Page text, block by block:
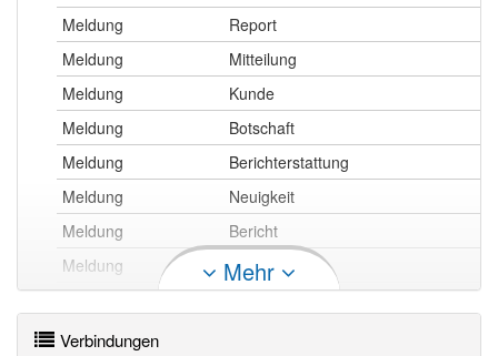
Meldung
Report
Meldung
Mitteilung
Meldung
Kunde
Meldung
Botschaft
Meldung
Berichterstattung
Meldung
Neuigkeit
Meldung
Bericht
Meldung
Nachricht
Meldung
Mehr
Verbindungen